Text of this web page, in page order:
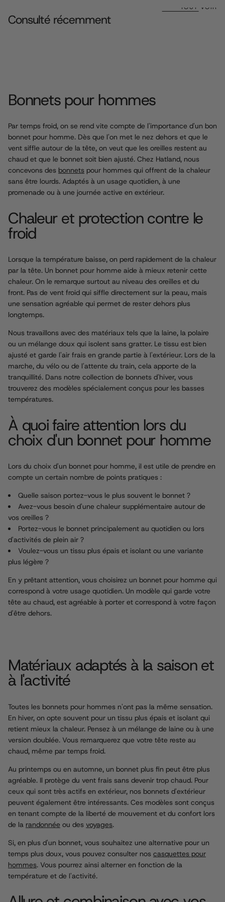
Consulté récemment
TOUT VOIR
Bonnets pour hommes
Par temps froid, on se rend vite compte de l'importance d'un bon
bonnet pour homme. Dès que l'on met le nez dehors et que le
vent siffle autour de la tête, on veut que les oreilles restent au
chaud et que le bonnet soit bien ajusté. Chez Hatland, nous
concevons des bonnets pour hommes qui offrent de la chaleur
sans être lourds. Adaptés à un usage quotidien, à une
promenade ou à une journée active en extérieur.
Chaleur et protection contre le
froid
Lorsque la température baisse, on perd rapidement de la chaleur
par la tête. Un bonnet pour homme aide à mieux retenir cette
chaleur. On le remarque surtout au niveau des oreilles et du
front. Pas de vent froid qui siffle directement sur la peau, mais
une sensation agréable qui permet de rester dehors plus
longtemps.
Nous travaillons avec des matériaux tels que la laine, la polaire
ou un mélange doux qui isolent sans gratter. Le tissu est bien
ajusté et garde l'air frais en grande partie à l'extérieur. Lors de la
marche, du vélo ou de l'attente du train, cela apporte de la
tranquillité. Dans notre collection de bonnets d'hiver, vous
trouverez des modèles spécialement conçus pour les basses
températures.
À quoi faire attention lors du
choix d'un bonnet pour homme
Lors du choix d'un bonnet pour homme, il est utile de prendre en
compte un certain nombre de points pratiques :
Quelle saison portez-vous le plus souvent le bonnet ?
Avez-vous besoin d'une chaleur supplémentaire autour de
vos oreilles ?
Portez-vous le bonnet principalement au quotidien ou lors
d'activités de plein air ?
Voulez-vous un tissu plus épais et isolant ou une variante
plus légère ?
En y prêtant attention, vous choisirez un bonnet pour homme qui
correspond à votre usage quotidien. Un modèle qui garde votre
tête au chaud, est agréable à porter et correspond à votre façon
d'être dehors.
Matériaux adaptés à la saison et
à l'activité
Toutes les bonnets pour hommes n'ont pas la même sensation.
En hiver, on opte souvent pour un tissu plus épais et isolant qui
retient mieux la chaleur. Pensez à un mélange de laine ou à une
version doublée. Vous remarquerez que votre tête reste au
chaud, même par temps froid.
Au printemps ou en automne, un bonnet plus fin peut être plus
agréable. Il protège du vent frais sans devenir trop chaud. Pour
ceux qui sont très actifs en extérieur, nos bonnets d'extérieur
peuvent également être intéressants. Ces modèles sont conçus
en tenant compte de la liberté de mouvement et du confort lors
de la randonnée ou des voyages.
Si, en plus d'un bonnet, vous souhaitez une alternative pour un
temps plus doux, vous pouvez consulter nos casquettes pour
hommes. Vous pourrez ainsi alterner en fonction de la
température et de l'activité.